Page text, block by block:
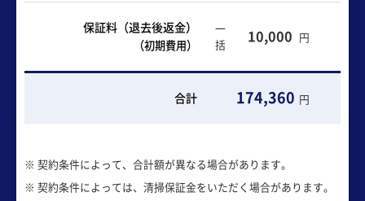
保証料（退去後返金）
（初期費用）
一
括
10,000 円
合計 174,360 円
※ 契約条件によって、合計額が異なる場合があります。
※ 契約条件によっては、清掃保証金をいただく場合があります。